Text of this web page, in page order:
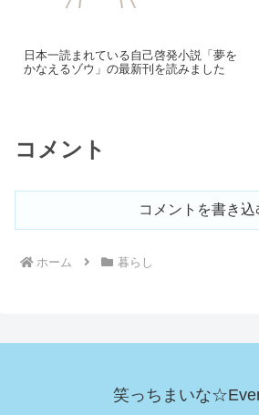
日本一読まれている自己啓発小説「夢を
かなえるゾウ」の最新刊を読みました
コメント
コメントを書き込
ホーム 暮らし
笑っちまいな